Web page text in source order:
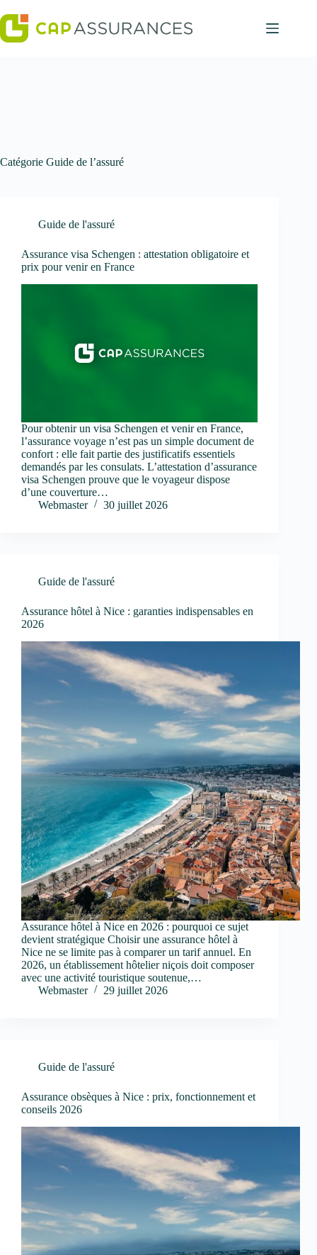
au
contenu
Catégorie Guide de l’assuré
Guide de l'assuré
Assurance visa Schengen : attestation obligatoire et
prix pour venir en France
Pour obtenir un visa Schengen et venir en France,
l’assurance voyage n’est pas un simple document de
confort : elle fait partie des justificatifs essentiels
demandés par les consulats. L’attestation d’assurance
visa Schengen prouve que le voyageur dispose
d’une couverture…
Webmaster
30 juillet 2026
Guide de l'assuré
Assurance hôtel à Nice : garanties indispensables en
2026
Assurance hôtel à Nice en 2026 : pourquoi ce sujet
devient stratégique Choisir une assurance hôtel à
Nice ne se limite pas à comparer un tarif annuel. En
2026, un établissement hôtelier niçois doit composer
avec une activité touristique soutenue,…
Webmaster
29 juillet 2026
Guide de l'assuré
Assurance obsèques à Nice : prix, fonctionnement et
conseils 2026